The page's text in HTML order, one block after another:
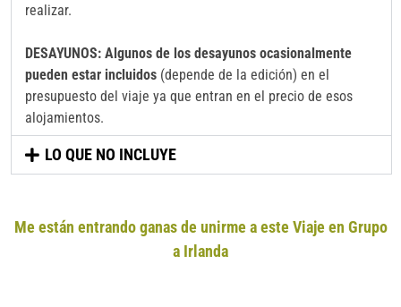
realizar.
DESAYUNOS: Algunos de los desayunos ocasionalmente
pueden estar incluidos (depende de la edición) en el
presupuesto del viaje ya que entran en el precio de esos
alojamientos.
LO QUE NO INCLUYE
Me están entrando ganas de unirme a este Viaje en Grupo
a Irlanda